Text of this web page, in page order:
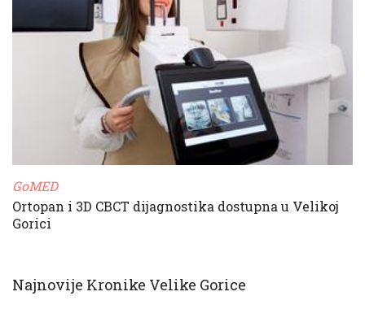
GoMED
Ortopan i 3D CBCT dijagnostika dostupna u Velikoj
Gorici
Najnovije Kronike Velike Gorice